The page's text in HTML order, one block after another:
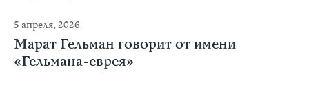
5 апреля, 2026
Марат Гельман говорит от имени
«Гельмана-еврея»